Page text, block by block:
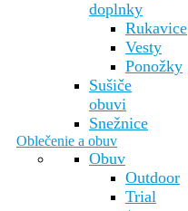
doplnky
Rukavice
Vesty
Ponožky
Sušiče
obuvi
Snežnice
Oblečenie a obuv
Obuv
Outdoor
Trial